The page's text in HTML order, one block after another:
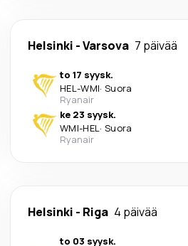
Helsinki -Varsova 7 päivää
to 17 syysk.
HEL-WMI· Suora
Ryanair
ke 23 syysk.
WMI-HEL· Suora
Ryanair
Helsinki - Riga 4 päivää
to 03 syysk.